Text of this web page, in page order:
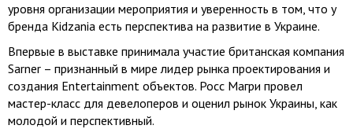
уровня организации мероприятия и уверенность в том, что у
бренда Kidzania есть перспектива на развитие в Украине.
Впервые в выставке принимала участие британская компания
Sarner – признанный в мире лидер рынка проектирования и
создания Entertainment объектов. Росс Магри провел
мастер-класс для девелоперов и оценил рынок Украины, как
молодой и перспективный.